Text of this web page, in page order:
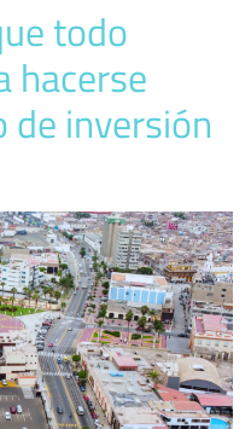
todo
hacerse
de inversión